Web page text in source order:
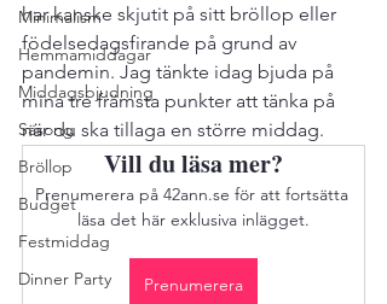
Minimalism
Hemmamiddagar
Middagsbjudning
Säsong
Bröllop
Budget
Festmiddag
Dinner Party
har kanske skjutit på sitt bröllop eller
födelsedagsfirande på grund av
pandemin. Jag tänkte idag bjuda på
mina tre främsta punkter att tänka på
när du ska tillaga en större middag.
Vill du läsa mer?
Prenumerera på 42ann.se för att fortsätta
läsa det här exklusiva inlägget.
Prenumerera